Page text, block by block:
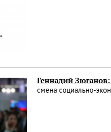
Геннадий
смена социально-